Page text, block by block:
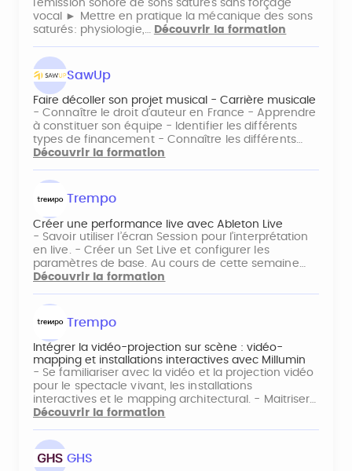
l’émission sonore de sons saturés sans forçage
vocal ► Mettre en pratique la mécanique des sons
saturés: physiologie,… Découvrir la formation
SawUp
Faire décoller son projet musical - Carrière musicale
- Connaître le droit d’auteur en France - Apprendre
à constituer son équipe - Identifier les différents
types de financement - Connaître les différents…
Découvrir la formation
Trempo
Créer une performance live avec Ableton Live
- Savoir utiliser l’écran Session pour l’interprétation
en live. - Créer un Set Live et configurer les
paramètres de base. Au cours de cette semaine…
Découvrir la formation
Trempo
Intégrer la vidéo-projection sur scène : vidéo-
mapping et installations interactives avec Millumin
- Se familiariser avec la vidéo et la projection vidéo
pour le spectacle vivant, les installations
interactives et le mapping architectural. - Maitriser…
Découvrir la formation
GHS